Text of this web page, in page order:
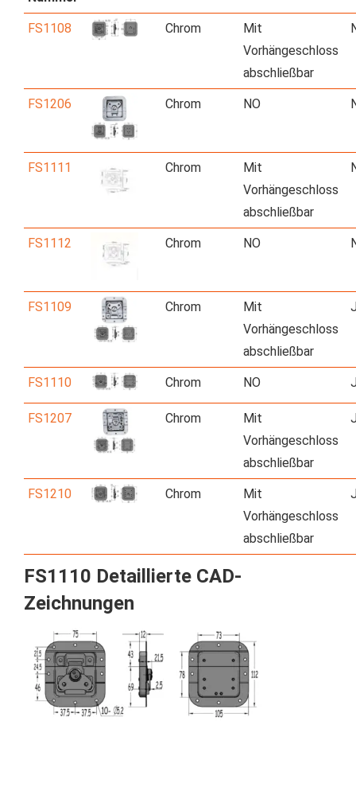
FS1108 Chrom
Mit
Vorhängeschloss
abschließbar
FS1206 Chrom NO
FS1111 Chrom
Mit
Vorhängeschloss
abschließbar
FS1112 Chrom NO
FS1109 Chrom
Mit
Vorhängeschloss
abschließbar
FS1110 Chrom NO
FS1207 Chrom
Mit
Vorhängeschloss
abschließbar
FS1210 Chrom
Mit
Vorhängeschloss
abschließbar
FS1110 Detaillierte CAD-
Zeichnungen